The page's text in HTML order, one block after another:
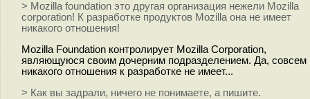
> Mozilla foundation это другая организация нежели Mozilla
corporation! К разработке продуктов Mozilla она не имеет
никакого отношения!
Mozilla Foundation контролирует Mozilla Corporation,
являющуюся своим дочерним подразделением. Да, совсем
никакого отношения к разработке не имеет...
> Как вы задрали, ничего не понимаете, а пишите.